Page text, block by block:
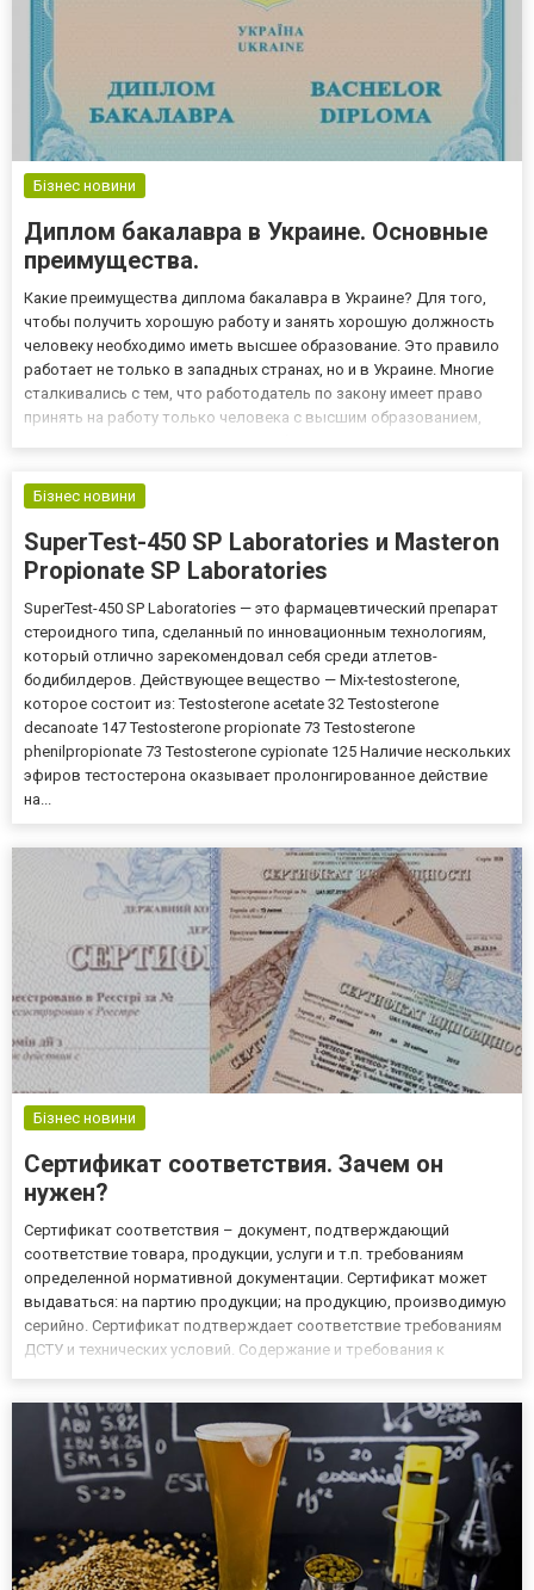
Бізнес новини
Диплом бакалавра в Украине. Основные
преимущества.
Какие преимущества диплома бакалавра в Украине? Для того,
чтобы получить хорошую работу и занять хорошую должность
человеку необходимо иметь высшее образование. Это правило
работает не только в западных странах, но и в Украине. Многие
сталкивались с тем, что работодатель по закону имеет право
принять на работу только человека с высшим образованием,
Бізнес новини
SuperTest-450 SP Laboratories и Masteron
Propionate SP Laboratories
SuperTest-450 SP Laboratories — это фармацевтический препарат
стероидного типа, сделанный по инновационным технологиям,
который отлично зарекомендовал себя среди атлетов-
бодибилдеров. Действующее вещество — Mix-testosterone,
которое состоит из: Testosterone acetate 32 Testosterone
decanoate 147 Testosterone propionate 73 Testosterone
phenilpropionate 73 Testosterone cypionate 125 Наличие нескольких
эфиров тестостерона оказывает пролонгированное действие
на...
Бізнес новини
Сертификат соответствия. Зачем он
нужен?
Сертификат соответствия – документ, подтверждающий
соответствие товара, продукции, услуги и т.п. требованиям
определенной нормативной документации. Сертификат может
выдаваться: на партию продукции; на продукцию, производимую
серийно. Сертификат подтверждает соответствие требованиям
ДСТУ и технических условий. Содержание и требования к